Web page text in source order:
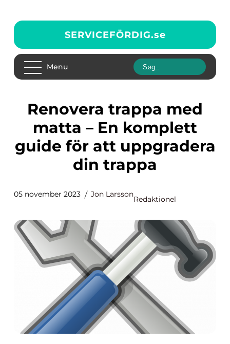
SERVICEFÖRDIG.se
Menu
Renovera trappa med
matta – En komplett
guide för att uppgradera
din trappa
05 november 2023 Jon Larsson
Redaktionel